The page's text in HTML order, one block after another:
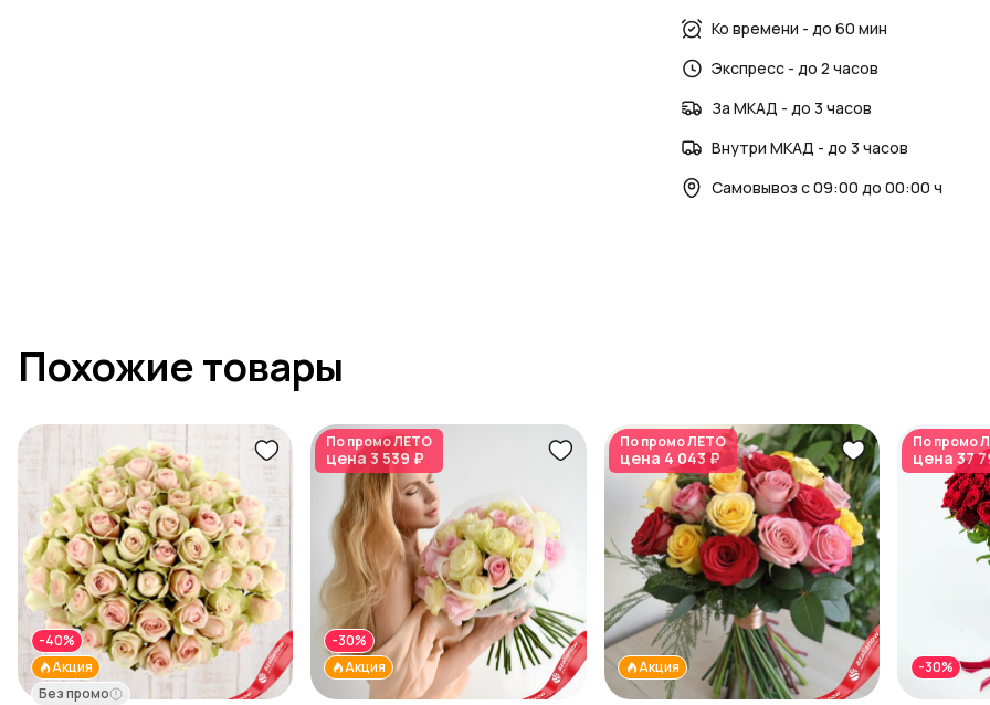
Ко времени - до 60 мин
Экспресс - до 2 часов
За МКАД - до 3 часов
Внутри МКАД - до 3 часов
Самовывоз с 09:00 до 00:00 ч
Похожие товары
Акция
-40%
Без промо
По промоЛЕТО
цена3 539 ₽
Акция
-30%
По промоЛЕТО
цена 4 043 ₽
Акция
По промо
цена37
-30%